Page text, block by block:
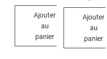
Ajouter
au
panier
Ajouter
au
panier